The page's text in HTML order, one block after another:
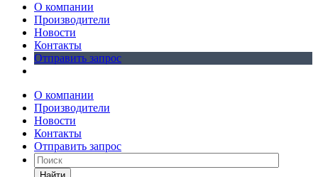
О компании
Производители
Новости
Контакты
Отправить запрос
О компании
Производители
Новости
Контакты
Отправить запрос